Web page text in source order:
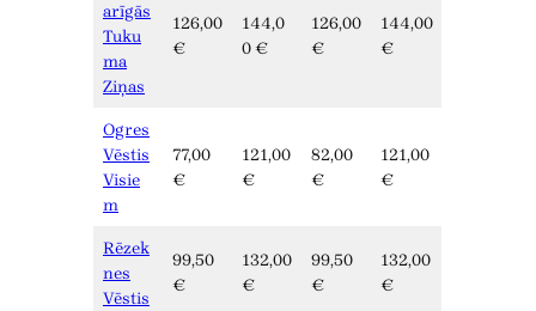
arīgās
Tuku
ma
Ziņas
126,00
€
144,0
0 €
126,00
€
144,00
€
Ogres
Vēstis
Visie
m
77,00
€
121,00
€
82,00
€
121,00
€
Rēzek
nes
Vēstis
99,50
€
132,00
€
99,50
€
132,00
€